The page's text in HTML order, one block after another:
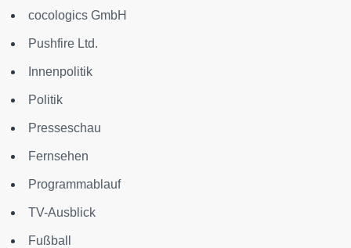
cocologics GmbH
Pushfire Ltd.
Innenpolitik
Politik
Presseschau
Fernsehen
Programmablauf
TV-Ausblick
Fußball